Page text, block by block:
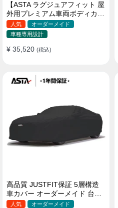
【ASTA ラグジュアフィット 屋
外用プレミアム車両ボディカバ
ー】PUレザー製 オーダーメイ
ド 高級感 裏起毛車カバー 強風
対策
人気
オーダーメイド
車種専用設計
¥ 35,520 (税込)
高品質 JUSTFIT保証 5層構造
車カバー オーダーメイド 台風
対策 裏起毛 防水 耐久性 傷保護
人気
オーダーメイド